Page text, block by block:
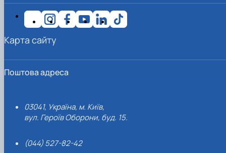
Поштова адреса
03041, Україна, м. Київ,
вул. Героїв Оборони, буд. 15.
(044) 527-82-42
Карта сайту